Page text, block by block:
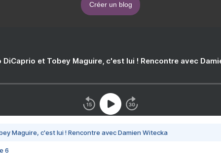
Créer un blog
DiCaprio et Tobey Maguire, c'est lui ! Rencontre avec
Maguire, c'est lui ! Rencontre avec Damien Witecka
6